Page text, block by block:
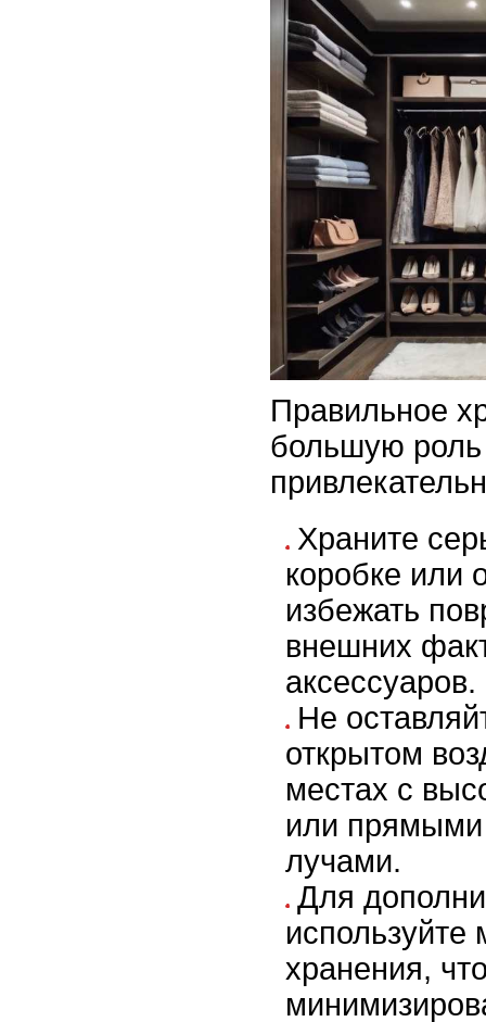
Правильное
большую роль
Храните
коробке или
избежать
внешних
аксессуаров.
Не
открытом
местах с
или
лучами.
Для
хранения,